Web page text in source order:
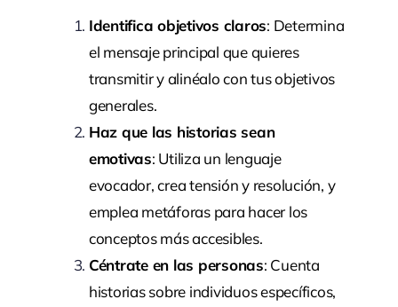
Identifica objetivos claros: Determina
el mensaje principal que quieres
transmitir y alinéalo con tus objetivos
generales.
Haz que las historias sean
emotivas: Utiliza un lenguaje
evocador, crea tensión y resolución, y
emplea metáforas para hacer los
conceptos más accesibles.
Céntrate en las personas: Cuenta
historias sobre individuos específicos,